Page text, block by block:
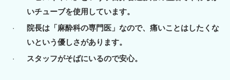
いチューブを使用しています。
院長は「麻酔科の専門医」なので、痛いことはしたくな
いという優しさがあります。
スタッフがそばにいるので安心。